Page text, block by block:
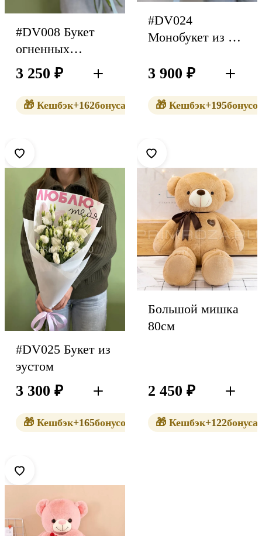
#DV008 Букет
огненных
кустовых роз с
матрикарией
3 250₽ В корзину
🎁 Кешбэк+162бонуса
#DV024
Монобукет из 9
3 900 ₽ В
🎁 Кешбэк+195
#DV025 Букет из
эустом
3 300₽ В корзину
🎁 Кешбэк+165бонусов
Большой мишка
80см
2 450 ₽ В
🎁 Кешбэк+122бонуса